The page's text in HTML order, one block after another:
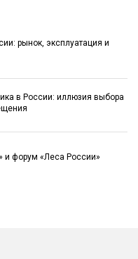
рынок, эксплуатация и
в России: иллюзия выбора
и форум «Леса России»